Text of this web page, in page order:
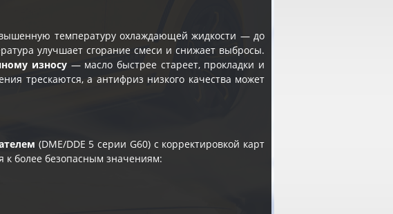
температуру охлаждающей жидкости — до
улучшает сгорание смеси и снижает выбросы.
износу— масло быстрее стареет, прокладки и
трескаются, а антифриз низкого качества может
(DME/DDE 5 серии G60) с корректировкой карт
к более безопасным значениям: